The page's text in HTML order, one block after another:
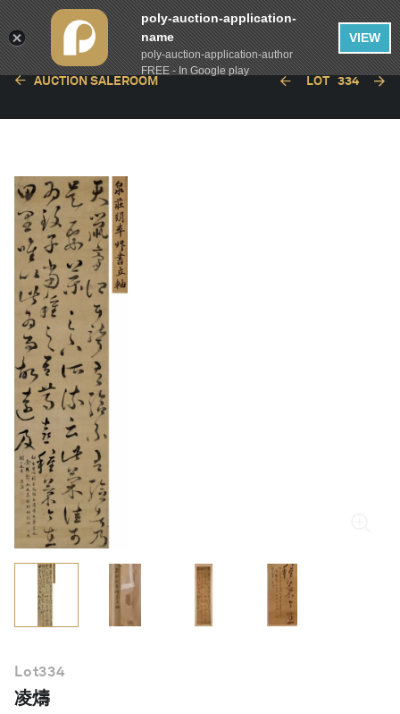
简体中文
AUCTION SALEROOM LOT 334
Lot334
凌燽
poly-auction-application-
name
poly-auction-application-author
FREE - In Google play
VIEW